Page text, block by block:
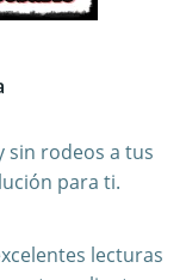
sin rodeos a tus
para ti.
lecturas